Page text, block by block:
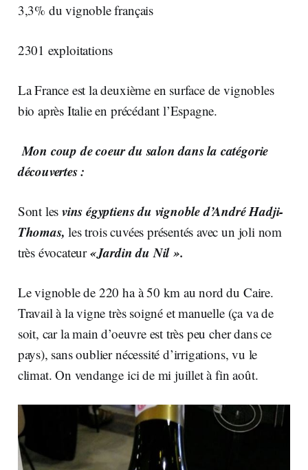
3,3% du vignoble français
2301 exploitations
La France est la deuxième en surface de vignobles
bio après Italie en précédant l’Espagne.
Mon coup de coeur du salon dans la catégorie
découvertes :
Sont les vins égyptiens du vignoble d’André Hadji-
Thomas, les trois cuvées présentés avec un joli nom
très évocateur«Jardin du Nil ».
Le vignoble de 220 ha à 50 km au nord du Caire.
Travail à la vigne très soigné et manuelle (ça va de
soit, car la main d’oeuvre est très peu cher dans ce
pays), sans oublier nécessité d’irrigations, vu le
climat. On vendange ici de mi juillet à fin août.